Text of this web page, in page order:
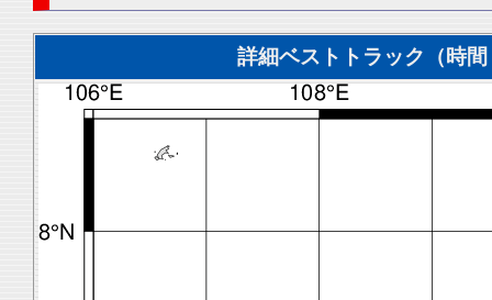
詳細ベストトラック（時